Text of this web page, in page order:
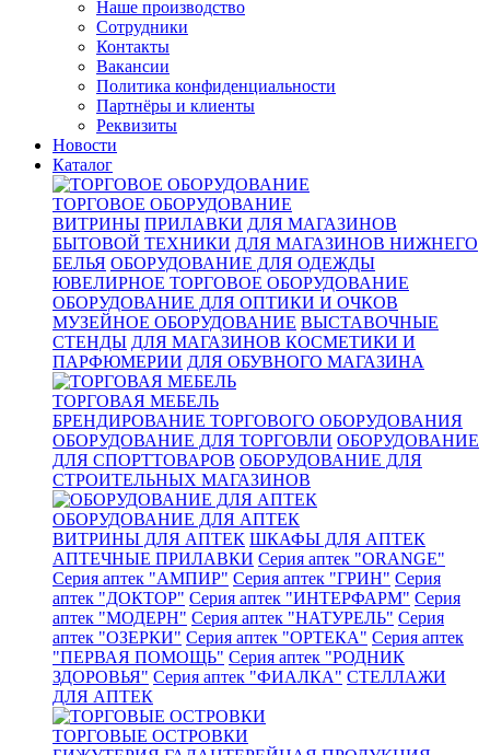
Наше производство
Сотрудники
Контакты
Вакансии
Политика конфиденциальности
Партнёры и клиенты
Реквизиты
Новости
Каталог
ТОРГОВОЕ ОБОРУДОВАНИЕ
ВИТРИНЫ ПРИЛАВКИ ДЛЯ МАГАЗИНОВ
БЫТОВОЙ ТЕХНИКИ ДЛЯ МАГАЗИНОВ НИЖНЕГО
БЕЛЬЯ ОБОРУДОВАНИЕ ДЛЯ ОДЕЖДЫ
ЮВЕЛИРНОЕ ТОРГОВОЕ ОБОРУДОВАНИЕ
ОБОРУДОВАНИЕ ДЛЯ ОПТИКИ И ОЧКОВ
МУЗЕЙНОЕ ОБОРУДОВАНИЕ ВЫСТАВОЧНЫЕ
СТЕНДЫ ДЛЯ МАГАЗИНОВ КОСМЕТИКИ И
ПАРФЮМЕРИИ ДЛЯ ОБУВНОГО МАГАЗИНА
ТОРГОВАЯ МЕБЕЛЬ
БРЕНДИРОВАНИЕ ТОРГОВОГО ОБОРУДОВАНИЯ
ОБОРУДОВАНИЕ ДЛЯ ТОРГОВЛИ ОБОРУДОВАНИЕ
ДЛЯ СПОРТТОВАРОВ ОБОРУДОВАНИЕ ДЛЯ
СТРОИТЕЛЬНЫХ МАГАЗИНОВ
ОБОРУДОВАНИЕ ДЛЯ АПТЕК
ВИТРИНЫ ДЛЯ АПТЕК ШКАФЫ ДЛЯ АПТЕК
АПТЕЧНЫЕ ПРИЛАВКИ Серия аптек "ORANGE"
Серия аптек "АМПИР" Серия аптек "ГРИН" Серия
аптек "ДОКТОР" Серия аптек "ИНТЕРФАРМ" Серия
аптек "МОДЕРН" Серия аптек "НАТУРЕЛЬ" Серия
аптек "ОЗЕРКИ" Серия аптек "ОРТЕКА" Серия аптек
"ПЕРВАЯ ПОМОЩЬ" Серия аптек "РОДНИК
ЗДОРОВЬЯ" Серия аптек "ФИАЛКА" СТЕЛЛАЖИ
ДЛЯ АПТЕК
ТОРГОВЫЕ ОСТРОВКИ